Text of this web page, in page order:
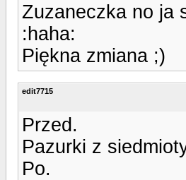
Zuzaneczka no ja
:haha:
Piękna zmiana ;)
edit7715
Przed.
Pazurki z
Po.